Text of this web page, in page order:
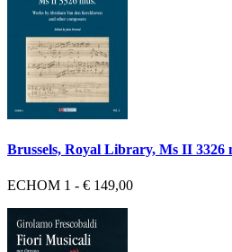
Brussels, Royal Library, Ms II 3326
ECHOM 1 - € 149,00